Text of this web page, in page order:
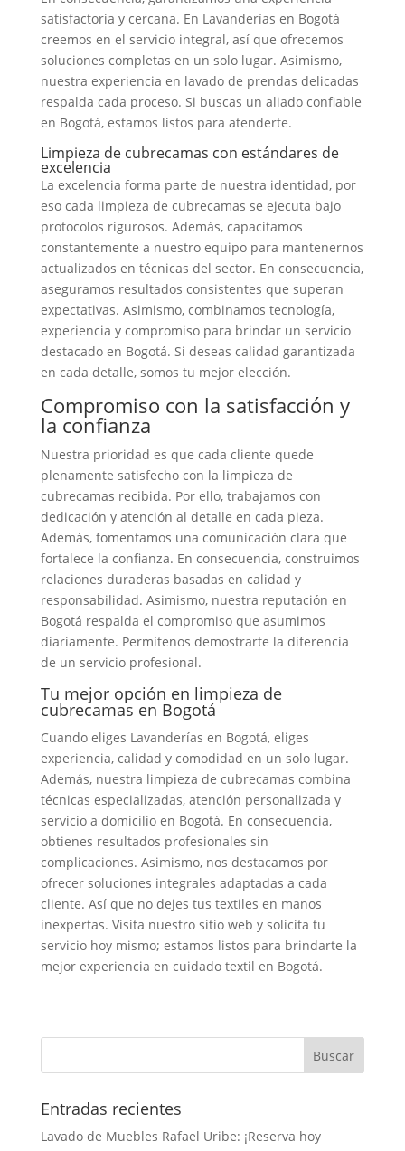
satisfactoria y cercana. En Lavanderías en Bogotá
creemos en el servicio integral, así que ofrecemos
soluciones completas en un solo lugar. Asimismo,
nuestra experiencia en lavado de prendas delicadas
respalda cada proceso. Si buscas un aliado confiable
en Bogotá, estamos listos para atenderte.
Limpieza de cubrecamas con estándares de
excelencia
La excelencia forma parte de nuestra identidad, por
eso cada limpieza de cubrecamas se ejecuta bajo
protocolos rigurosos. Además, capacitamos
constantemente a nuestro equipo para mantenernos
actualizados en técnicas del sector. En consecuencia,
aseguramos resultados consistentes que superan
expectativas. Asimismo, combinamos tecnología,
experiencia y compromiso para brindar un servicio
destacado en Bogotá. Si deseas calidad garantizada
en cada detalle, somos tu mejor elección.
Compromiso con la satisfacción y
la confianza
Nuestra prioridad es que cada cliente quede
plenamente satisfecho con la limpieza de
cubrecamas recibida. Por ello, trabajamos con
dedicación y atención al detalle en cada pieza.
Además, fomentamos una comunicación clara que
fortalece la confianza. En consecuencia, construimos
relaciones duraderas basadas en calidad y
responsabilidad. Asimismo, nuestra reputación en
Bogotá respalda el compromiso que asumimos
diariamente. Permítenos demostrarte la diferencia
de un servicio profesional.
Tu mejor opción en limpieza de
cubrecamas en Bogotá
Cuando eliges Lavanderías en Bogotá, eliges
experiencia, calidad y comodidad en un solo lugar.
Además, nuestra limpieza de cubrecamas combina
técnicas especializadas, atención personalizada y
servicio a domicilio en Bogotá. En consecuencia,
obtienes resultados profesionales sin
complicaciones. Asimismo, nos destacamos por
ofrecer soluciones integrales adaptadas a cada
cliente. Así que no dejes tus textiles en manos
inexpertas. Visita nuestro sitio web y solicita tu
servicio hoy mismo; estamos listos para brindarte la
mejor experiencia en cuidado textil en Bogotá.
Entradas recientes
Lavado de Muebles Rafael Uribe: ¡Reserva hoy